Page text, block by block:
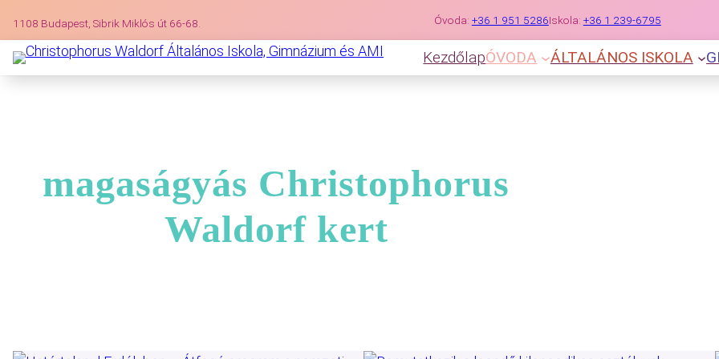
1108 Budapest, Sibrik Miklós út 66-68. Óvoda: +36 1 951 5286Iskola: +36 1 239-6795
KezdőlapÓVODA ÁLTALÁNOS ISKOLA
magaságyás Christophorus
Waldorf kert